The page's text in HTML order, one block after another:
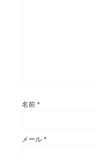
名前 *
メール *